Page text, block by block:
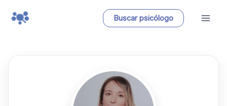
Buscar psicólogo